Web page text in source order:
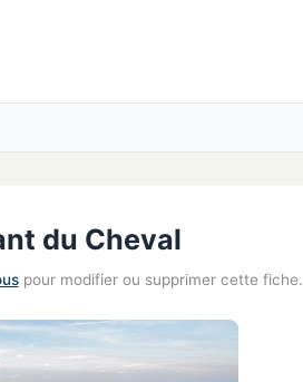
du Cheval
pour modifier ou supprimer cette fiche.